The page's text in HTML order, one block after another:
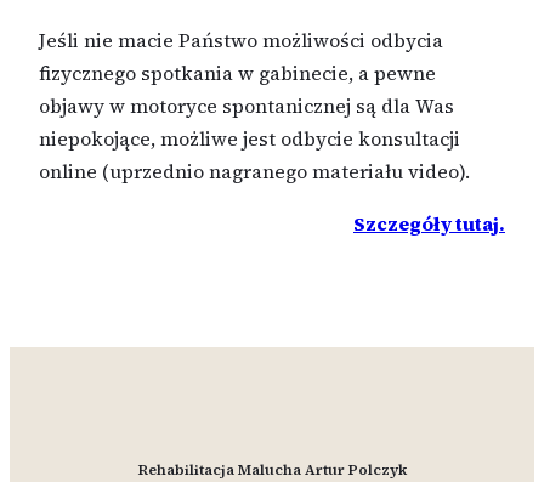
Jeśli nie macie Państwo możliwości odbycia
fizycznego spotkania w gabinecie, a pewne
objawy w motoryce spontanicznej są dla Was
niepokojące, możliwe jest odbycie konsultacji
online (uprzednio nagranego materiału video).
Szczegóły tutaj.
Rehabilitacja Malucha Artur Polczyk